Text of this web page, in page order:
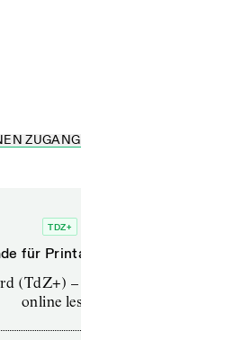
ZUGANG
TDZ+
für Printabonnenten
(TdZ+) – Zeitschriften
online lesen